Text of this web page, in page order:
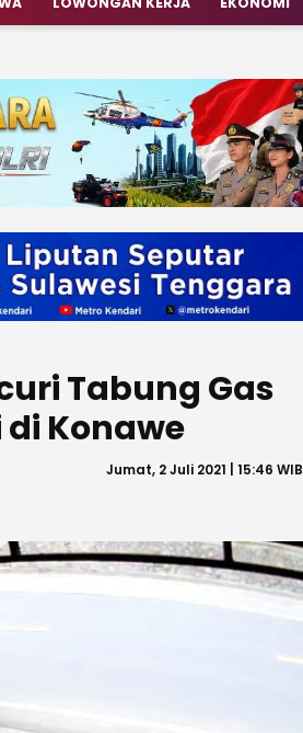
Tabung Gas
di Konawe
Jumat, 2 Juli 2021 | 15:46 WIB